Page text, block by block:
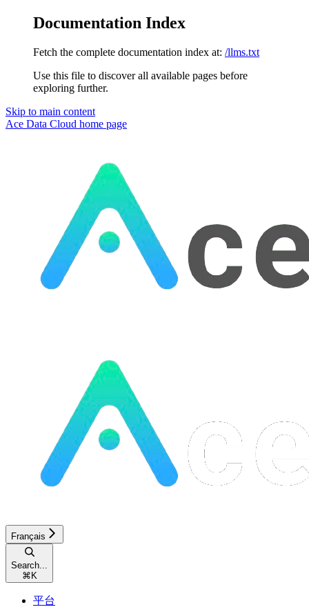
Documentation Index
Fetch the complete documentation index at: /llms.txt
Use this file to discover all available pages before
exploring further.
Skip to main content
Ace Data Cloud home page
Français
Search...
⌘ K
平台